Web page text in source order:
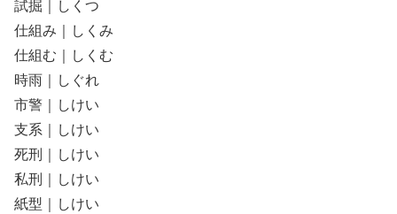
試掘｜しくつ
仕組み｜しくみ
仕組む｜しくむ
時雨｜しぐれ
市警｜しけい
支系｜しけい
死刑｜しけい
私刑｜しけい
紙型｜しけい